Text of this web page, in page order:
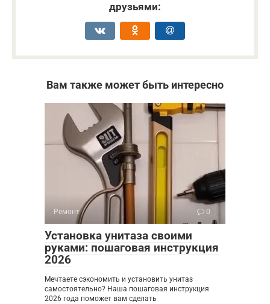
друзьями:
Вам также может быть интересно
Ремонт 0
Установка унитаза своими
руками: пошаговая инструкция
2026
Мечтаете сэкономить и установить унитаз
самостоятельно? Наша пошаговая инструкция
2026 года поможет вам сделать